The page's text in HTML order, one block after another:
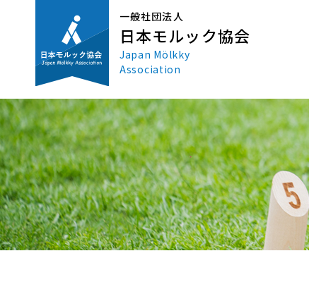
一般社団法人
日本モルック協会
Japan Mölkky
Association